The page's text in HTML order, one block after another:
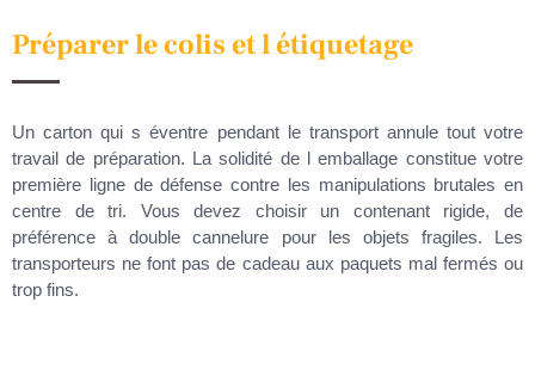
Préparer le colis et l étiquetage
Un carton qui s éventre pendant le transport annule tout votre
travail de préparation. La solidité de l emballage constitue votre
première ligne de défense contre les manipulations brutales en
centre de tri. Vous devez choisir un contenant rigide, de
préférence à double cannelure pour les objets fragiles. Les
transporteurs ne font pas de cadeau aux paquets mal fermés ou
trop fins.